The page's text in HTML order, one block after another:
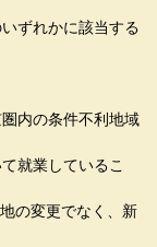
ずれかに該当する
内の条件不利地域
業しているこ
変更でなく、新